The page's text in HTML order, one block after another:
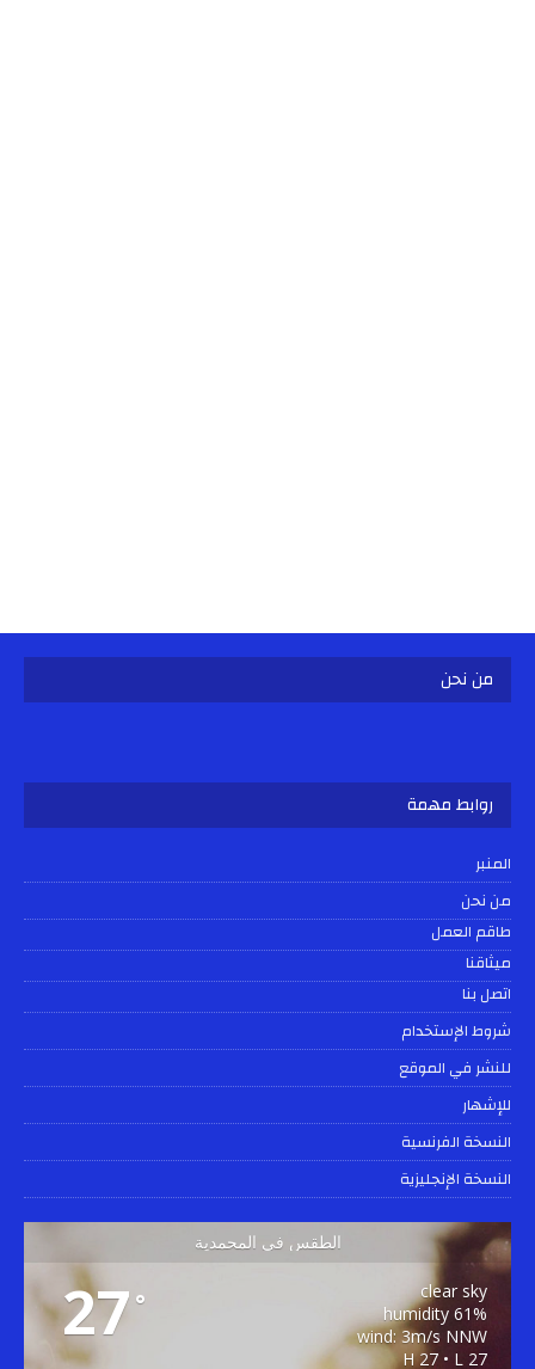
من نحن
روابط مهمة
المنبر
من نحن
طاقم العمل
ميثاقنا
اتصل بنا
شروط الإستخدام
للنشر في الموقع
للإشهار
النسخة الفرنسية
النسخة الإنجليزية
الطقس في المحمدية
27 °
clear sky
61% humidity
wind: 3m/s NNW
H 27 • L 27